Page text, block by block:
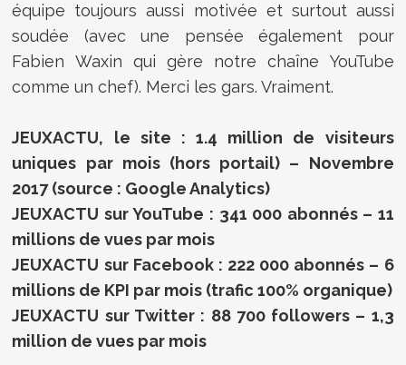
équipe toujours aussi motivée et surtout aussi
soudée (avec une pensée également pour
Fabien Waxin qui gère notre chaîne YouTube
comme un chef). Merci les gars. Vraiment.
JEUXACTU, le site : 1.4 million de visiteurs
uniques par mois (hors portail) – Novembre
2017 (source : Google Analytics)
JEUXACTU sur YouTube : 341 000 abonnés – 11
millions de vues par mois
JEUXACTU sur Facebook : 222 000 abonnés – 6
millions de KPI par mois (trafic 100% organique)
JEUXACTU sur Twitter : 88 700 followers – 1,3
million de vues par mois